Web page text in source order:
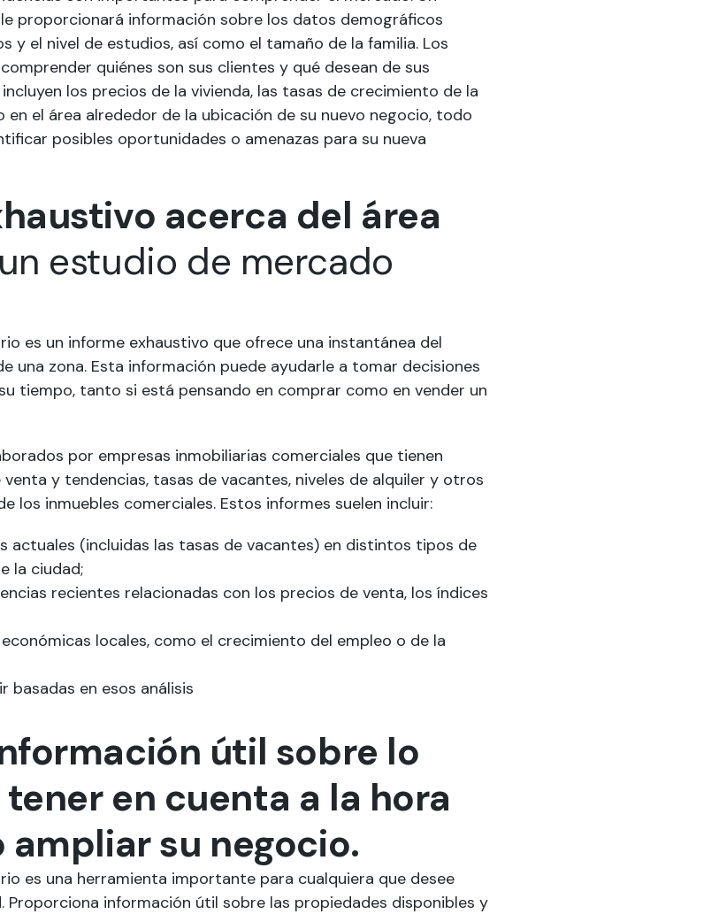
proporcionará información sobre los datos demográficos
y el nivel de estudios, así como el tamaño de la familia. Los
quiénes son sus clientes y qué desean de sus
los precios de la vivienda, las tasas de crecimiento de la
en el área alrededor de la ubicación de su nuevo negocio, todo
posibles oportunidades o amenazas para su nueva
acerca del área
estudio de mercado
es un informe exhaustivo que ofrece una instantánea del
una zona. Esta información puede ayudarle a tomar decisiones
tiempo, tanto si está pensando en comprar como en vender un
por empresas inmobiliarias comerciales que tienen
y tendencias, tasas de vacantes, niveles de alquiler y otros
los inmuebles comerciales. Estos informes suelen incluir:
actuales (incluidas las tasas de vacantes) en distintos tipos de
la ciudad;
recientes relacionadas con los precios de venta, los índices
locales, como el crecimiento del empleo o de la
basadas en esos análisis
útil sobre lo
en cuenta a la hora
su negocio.
es una herramienta importante para cualquiera que desee
Proporciona información útil sobre las propiedades disponibles y